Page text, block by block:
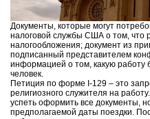
Документы, которые могут
налоговой службы США о том, что
налогообложения; документ из
подписанный представителем
информацией о том, какую работу
человек.
Петиция по форме I-129 – это
религиозного служителя на
успеть оформить все документы,
предполагаемой даты поездки.